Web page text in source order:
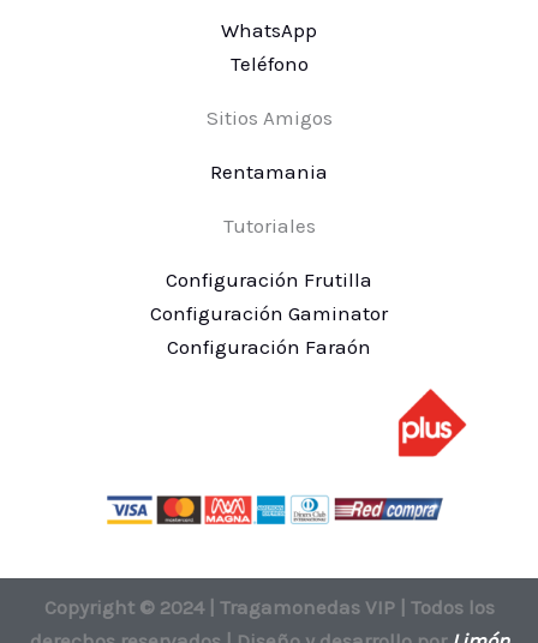
WhatsApp
Teléfono
Sitios Amigos
Rentamania
Tutoriales
Configuración Frutilla
Configuración Gaminator
Configuración Faraón
Copyright © 2024 | Tragamonedas VIP | Todos los